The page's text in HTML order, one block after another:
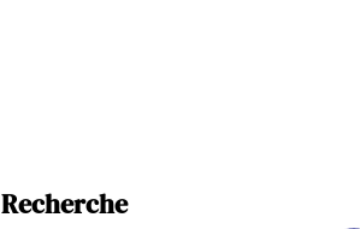
Recherche